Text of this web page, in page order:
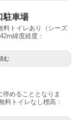
車場
料トイレあり（シーズ
緯度経度：
む
めることとなりま
料トイレなし標高：